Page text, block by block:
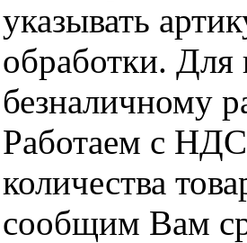
указывать
обработки. Для
безналичному
Работаем с
количества
сообщим Вам